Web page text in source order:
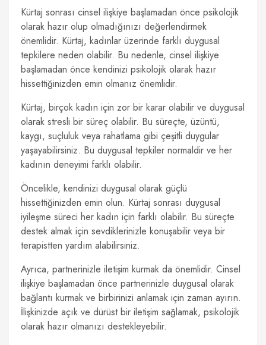
Kürtaj sonrası cinsel ilişkiye başlamadan önce psikolojik
olarak hazır olup olmadığınızı değerlendirmek
önemlidir. Kürtaj, kadınlar üzerinde farklı duygusal
tepkilere neden olabilir. Bu nedenle, cinsel ilişkiye
başlamadan önce kendinizi psikolojik olarak hazır
hissettiğinizden emin olmanız önemlidir.
Kürtaj, birçok kadın için zor bir karar olabilir ve duygusal
olarak stresli bir süreç olabilir. Bu süreçte, üzüntü,
kaygı, suçluluk veya rahatlama gibi çeşitli duygular
yaşayabilirsiniz. Bu duygusal tepkiler normaldir ve her
kadının deneyimi farklı olabilir.
Öncelikle, kendinizi duygusal olarak güçlü
hissettiğinizden emin olun. Kürtaj sonrası duygusal
iyileşme süreci her kadın için farklı olabilir. Bu süreçte
destek almak için sevdiklerinizle konuşabilir veya bir
terapistten yardım alabilirsiniz.
Ayrıca, partnerinizle iletişim kurmak da önemlidir. Cinsel
ilişkiye başlamadan önce partnerinizle duygusal olarak
bağlantı kurmak ve birbirinizi anlamak için zaman ayırın.
İlişkinizde açık ve dürüst bir iletişim sağlamak, psikolojik
olarak hazır olmanızı destekleyebilir.